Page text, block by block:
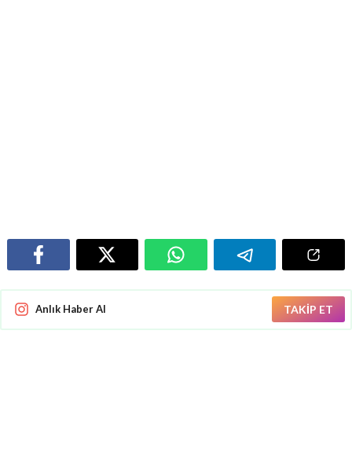
Anlık Haber Al TAKİP ET